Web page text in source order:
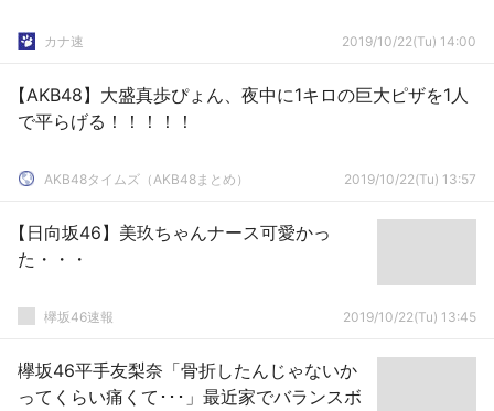
カナ速 2019/10/22(Tu) 14:00
【AKB48】大盛真歩ぴょん、夜中に1キロの巨大ピザを1人
で平らげる！！！！！
AKB48タイムズ（AKB48まとめ） 2019/10/22(Tu) 13:57
【日向坂46】美玖ちゃんナース可愛かっ
た・・・
欅坂46速報 2019/10/22(Tu) 13:45
欅坂46平手友梨奈「骨折したんじゃないか
ってくらい痛くて･･･」最近家でバランスボ